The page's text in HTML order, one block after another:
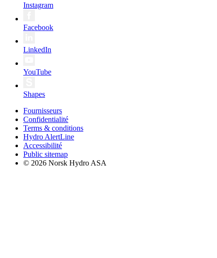
Instagram
Facebook
LinkedIn
YouTube
Shapes
Fournisseurs
Confidentialité
Terms & conditions
Hydro AlertLine
Accessibilité
Public sitemap
© 2026 Norsk Hydro ASA